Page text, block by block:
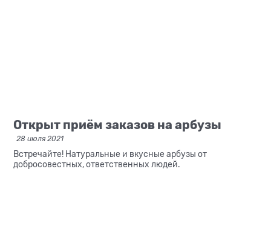
Открыт приём заказов на арбузы
28 июля 2021
Встречайте! Натуральные и вкусные арбузы от
добросовестных, ответственных людей.